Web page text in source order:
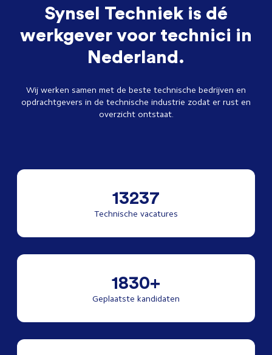
Synsel Techniek is dé
werkgever voor technici in
Nederland.
Wij werken samen met de beste technische bedrijven en
opdrachtgevers in de technische industrie zodat er rust en
overzicht ontstaat.
13237
Technische vacatures
1830+
Geplaatste kandidaten